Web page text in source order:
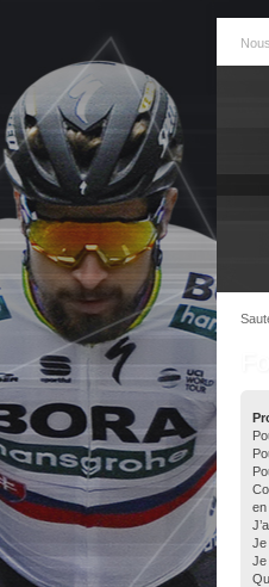
en
Je
Je